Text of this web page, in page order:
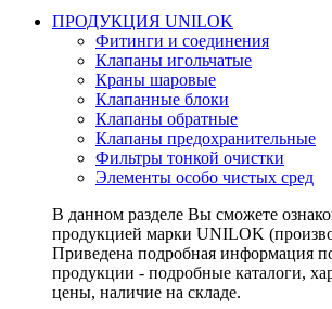
ПРОДУКЦИЯ UNILOK
Фитинги и соединения
Клапаны игольчатые
Краны шаровые
Клапанные блоки
Клапаны обратные
Клапаны предохранительные
Фильтры тонкой очистки
Элементы особо чистых сред
В данном разделе Вы сможете
продукцией марки UNILOK
Приведена подробная информация
продукции - подробные каталоги,
цены, наличие на складе.